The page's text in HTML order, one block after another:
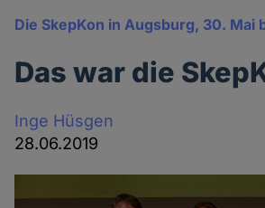
Die SkepKon in Augsburg, 30. Mai
Das war die
Inge Hüsgen
28.06.2019